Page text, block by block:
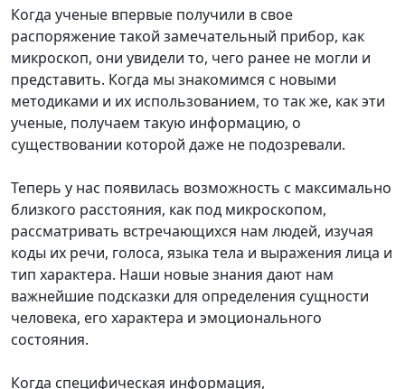
Когда ученые впервые получили в свое
распоряжение такой замечательный прибор, как
микроскоп, они увидели то, чего ранее не могли и
представить. Когда мы знакомимся с новыми
методиками и их использованием, то так же, как эти
ученые, получаем такую информацию, о
существовании которой даже не подозревали.
Теперь у нас появилась возможность с максимально
близкого расстояния, как под микроскопом,
рассматривать встречающихся нам людей, изучая
коды их речи, голоса, языка тела и выражения лица и
тип характера. Наши новые знания дают нам
важнейшие подсказки для определения сущности
человека, его характера и эмоционального
состояния.
Когда специфическая информация,